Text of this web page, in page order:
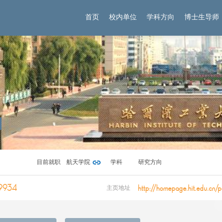
首页 校内单位 学科方向 博士生导师
目前就职 航天学院 学科 研究方向
主页地址 http://homepage.hit.edu.cn/